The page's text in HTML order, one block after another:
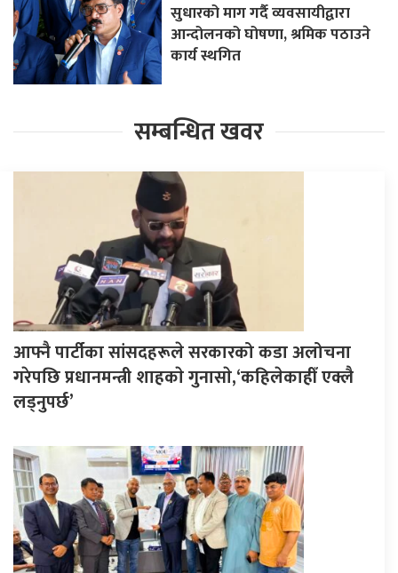
सुधारको माग गर्दै व्यवसायीद्वारा
आन्दोलनको घोषणा, श्रमिक पठाउने
कार्य स्थगित
सम्बन्धित खवर
आफ्नै पार्टीका सांसदहरूले सरकारको कडा अलोचना
गरेपछि प्रधानमन्त्री शाहकाे गुनासाे,‘कहिलेकाहीँ एक्लै
लड्नुपर्छ’